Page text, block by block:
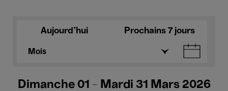
Aujourd'hui Prochains 7 jours
Mois
Dimanche 01 - Mardi 31 Mars 2026